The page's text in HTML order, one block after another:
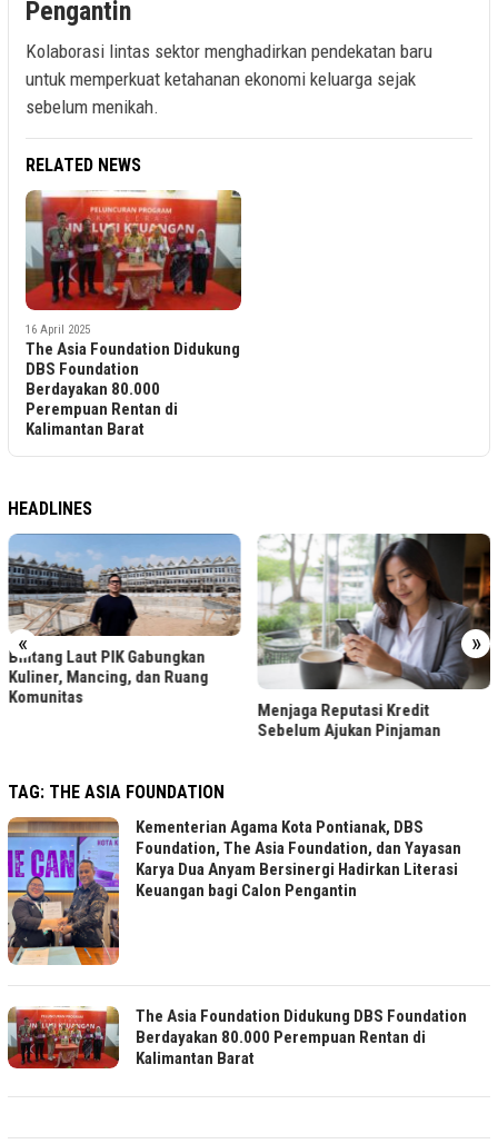
Pengantin
Kolaborasi lintas sektor menghadirkan pendekatan baru
untuk memperkuat ketahanan ekonomi keluarga sejak
sebelum menikah.
RELATED NEWS
16 April 2025
The Asia Foundation Didukung
DBS Foundation
Berdayakan 80.000
Perempuan Rentan di
Kalimantan Barat
HEADLINES
« »
Bintang Laut PIK Gabungkan
Kuliner, Mancing, dan Ruang
Komunitas
Menjaga Reputasi Kredit
Sebelum Ajukan Pinjaman
TAG: THE ASIA FOUNDATION
Kementerian Agama Kota Pontianak, DBS
Foundation, The Asia Foundation, dan Yayasan
Karya Dua Anyam Bersinergi Hadirkan Literasi
Keuangan bagi Calon Pengantin
The Asia Foundation Didukung DBS Foundation
Berdayakan 80.000 Perempuan Rentan di
Kalimantan Barat